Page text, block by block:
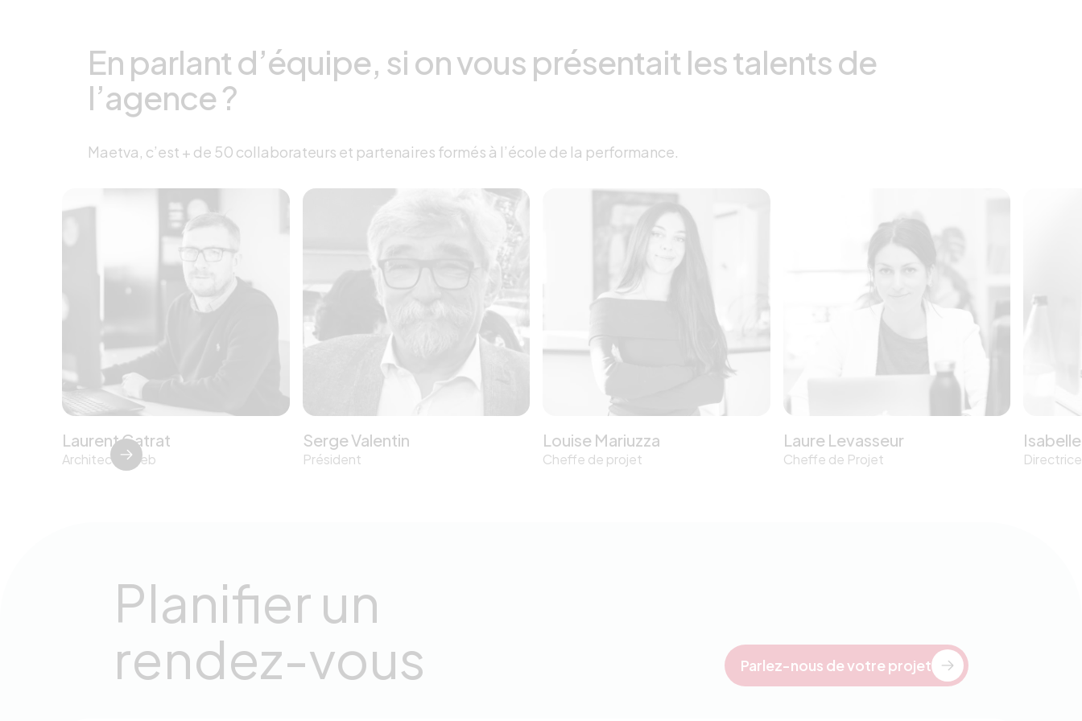
En parlant d’équipe, si on vous présentait les talents de
l’agence ?
Maetva, c’est + de 50 collaborateurs et partenaires formés à l’école de la performance.
Laurent Gatrat
Architecte Web
Serge Valentin
Président
Louise Mariuzza
Cheffe de projet
Laure Levasseur
Cheffe de Projet
Planifier un
rendez-vous
Parlez-nous de votre projet